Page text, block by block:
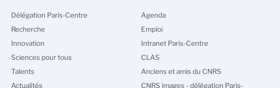
Délégation Paris-Centre
Recherche
Innovation
Sciences pour tous
Talents
Actualités
Agenda
Emploi
Intranet Paris-Centre
CLAS
Anciens et amis du CNRS
CNRS images - délégation Paris-